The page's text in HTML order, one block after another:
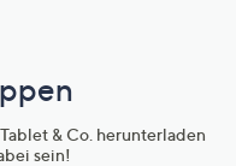
& Co. herunterladen
sein!